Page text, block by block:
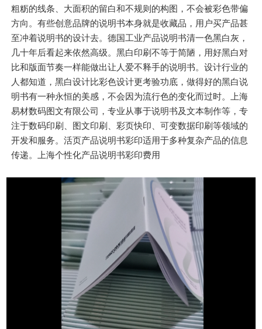
粗粝的线条、大面积的留白和不规则的构图，不会被彩色带偏
方向。有些创意品牌的说明书本身就是收藏品，用户买产品甚
至冲着说明书的设计去。德国工业产品说明书清一色黑白灰，
几十年后看起来依然高级。黑白印刷不等于简陋，用好黑白对
比和版面节奏一样能做出让人爱不释手的说明书。设计行业的
人都知道，黑白设计比彩色设计更考验功底，做得好的黑白说
明书有一种永恒的美感，不会因为流行色的变化而过时。上海
易材数码图文有限公司，专业从事于说明书及文本制作等，专
注于数码印刷、图文印刷、彩页快印、可变数据印刷等领域的
开发和服务。活页产品说明书彩印适用于多种复杂产品的信息
传递。上海个性化产品说明书彩印费用